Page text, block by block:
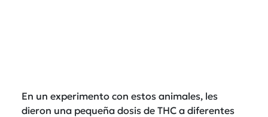
En un experimento con estos animales, les
dieron una pequeña dosis de THC a diferentes